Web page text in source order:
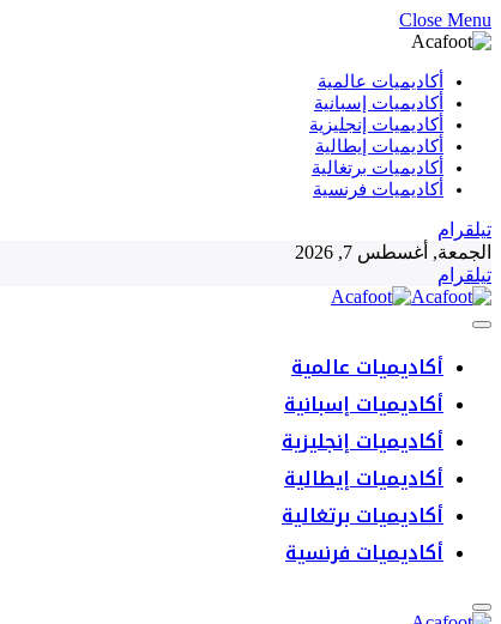
Close Menu
أكاديميات عالمية
أكاديميات إسبانية
أكاديميات إنجليزية
أكاديميات إيطالية
أكاديميات برتغالية
أكاديميات فرنسية
تيلقرام
الجمعة, أغسطس 7, 2026
تيلقرام
أكاديميات عالمية
أكاديميات إسبانية
أكاديميات إنجليزية
أكاديميات إيطالية
أكاديميات برتغالية
أكاديميات فرنسية